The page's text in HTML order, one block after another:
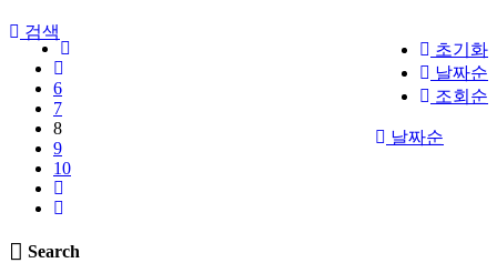
초기화
날짜순
조회순
날짜순
검색
6
7
8
9
10
Search